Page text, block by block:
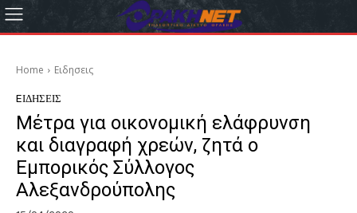
Home Eιδησεις
EΙΔΗΣΕΙΣ
Μέτρα για οικονομική ελάφρυνση
και διαγραφή χρεών, ζητά ο
Εμπορικός Σύλλογος
Αλεξανδρούπολης